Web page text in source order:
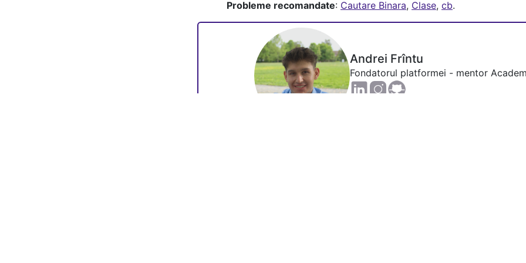
Probleme recomandate: Cautare Binara, Clase, cb.
Andrei Frîntu
Fondatorul platformei - mentor